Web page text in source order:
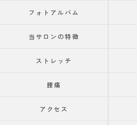
フォトアルバム
当サロンの特徴
ストレッチ
腰痛
アクセス